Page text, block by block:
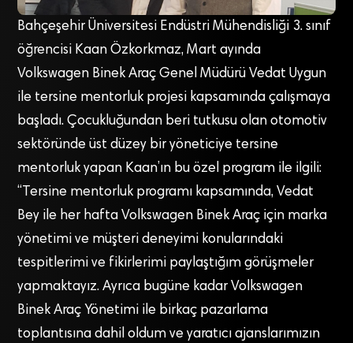
Bahçeşehir Üniversitesi Endüstri Mühendisliği 3. sınıf
öğrencisi Kaan Özkorkmaz, Mart ayında
Volkswagen Binek Araç Genel Müdürü Vedat Uygun
ile tersine mentorluk projesi kapsamında çalışmaya
başladı. Çocukluğundan beri tutkusu olan otomotiv
sektöründe üst düzey bir yöneticiye tersine
mentorluk yapan Kaan’ın bu özel program ile ilgili:
“Tersine mentorluk programı kapsamında, Vedat
Bey ile her hafta Volkswagen Binek Araç için marka
yönetimi ve müşteri deneyimi konularındaki
tespitlerimi ve fikirlerimi paylaştığım görüşmeler
yapmaktayız. Ayrıca bugüne kadar Volkswagen
Binek Araç Yönetimi ile birkaç pazarlama
toplantısına dahil oldum ve yaratıcı ajanslarımızın